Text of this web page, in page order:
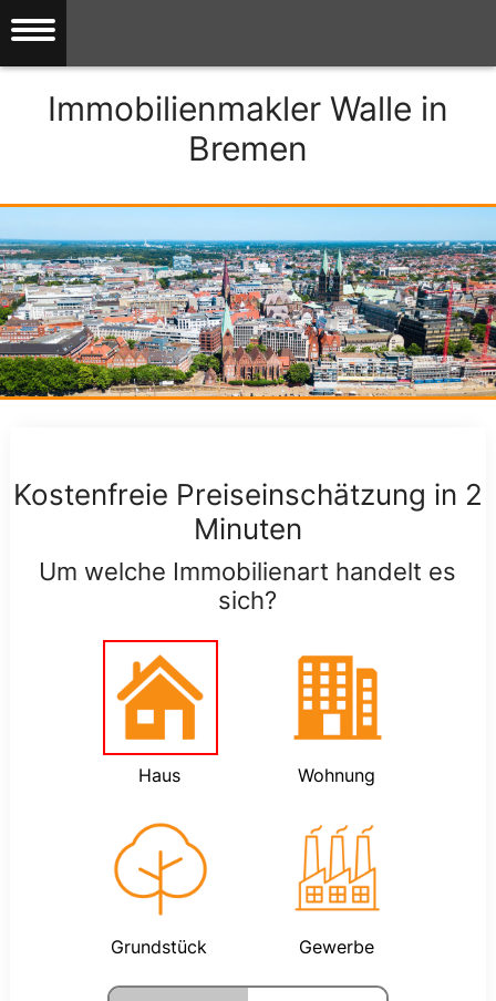
Immobilienmakler Walle in
Bremen
Kostenfreie Preiseinschätzung in 2
Minuten
Um welche Immobilienart handelt es
sich?
Haus Wohnung
Grundstück Gewerbe